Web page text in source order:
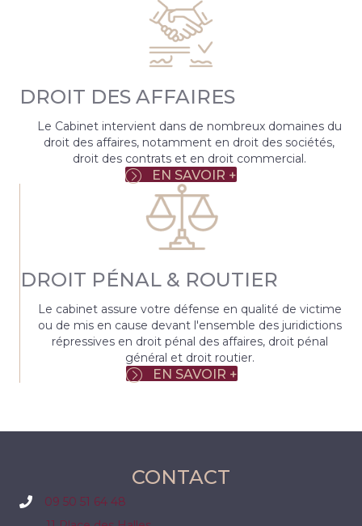
DROIT DES AFFAIRES
Le Cabinet intervient dans de nombreux domaines du
droit des affaires, notamment en droit des sociétés,
droit des contrats et en droit commercial.
EN SAVOIR +
DROIT PÉNAL & ROUTIER
Le cabinet assure votre défense en qualité de victime
ou de mis en cause devant l'ensemble des juridictions
répressives en droit pénal des affaires, droit pénal
général et droit routier.
EN SAVOIR +
CONTACT
09 50 51 64 48